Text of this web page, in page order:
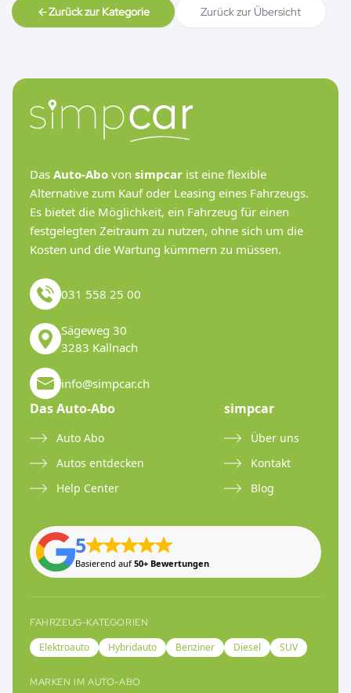
Zurück zur Kategorie Zurück zur Übersicht
Das Auto-Abo von simpcar ist eine flexible
Alternative zum Kauf oder Leasing eines Fahrzeugs.
Es bietet die Möglichkeit, ein Fahrzeug für einen
festgelegten Zeitraum zu nutzen, ohne sich um die
Kosten und die Wartung kümmern zu müssen.
031 558 25 00
Sägeweg 30
3283 Kallnach
info@simpcar.ch
Das Auto-Abo
Auto Abo
Autos entdecken
Help Center
simpcar
Über uns
Kontakt
Blog
5
Basierend auf50+ Bewertungen
FAHRZEUG-KATEGORIEN
Elektroauto Hybridauto Benziner Diesel SUV
MARKEN IM AUTO-ABO